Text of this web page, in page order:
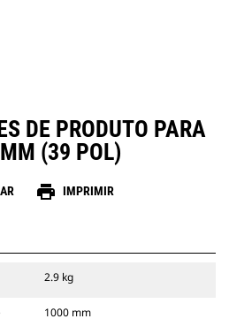
DE PRODUTO PARA
(39 POL)
print IMPRIMIR
2.9 kg
1000 mm